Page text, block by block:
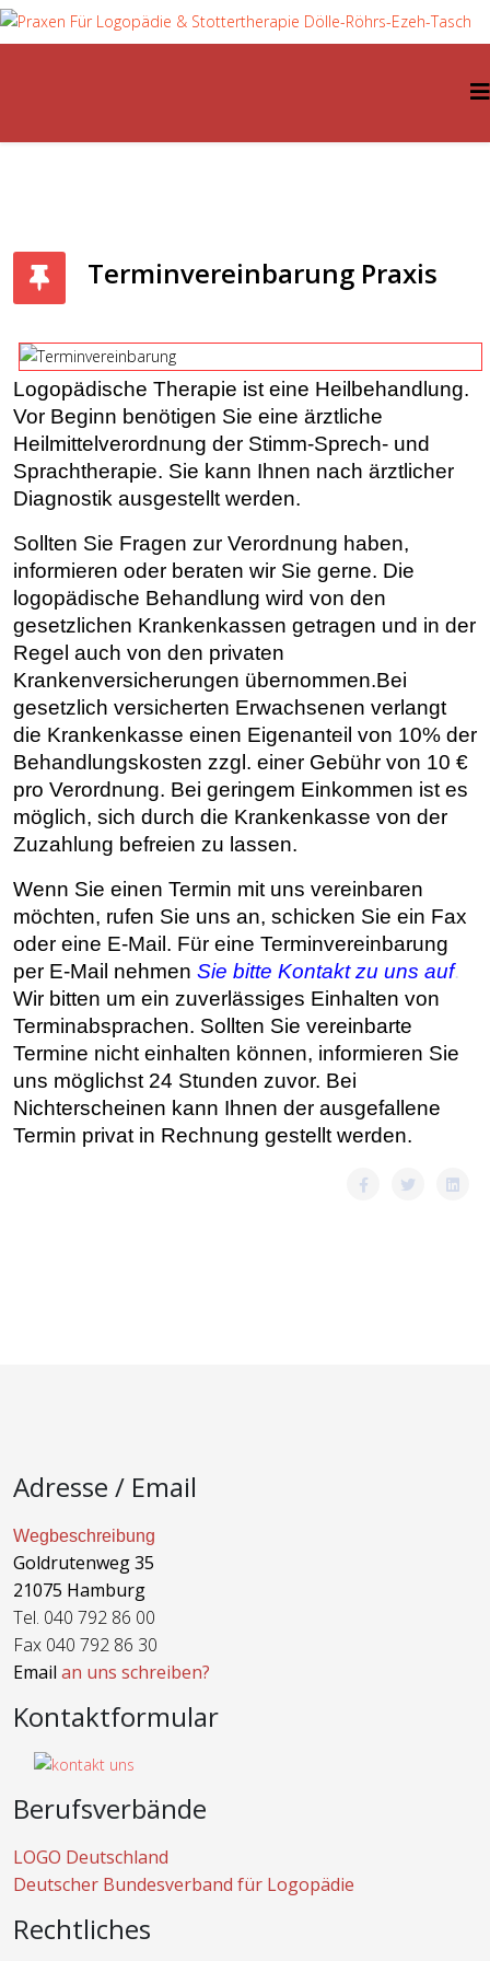
Terminvereinbarung Praxis
Logopädische Therapie ist eine Heilbehandlung.
Vor Beginn benötigen Sie eine ärztliche
Heilmittelverordnung der Stimm-Sprech- und
Sprachtherapie. Sie kann Ihnen nach ärztlicher
Diagnostik ausgestellt werden.
Sollten Sie Fragen zur Verordnung haben,
informieren oder beraten wir Sie gerne. Die
logopädische Behandlung wird von den
gesetzlichen Krankenkassen getragen und in der
Regel auch von den privaten
Krankenversicherungen übernommen.Bei
gesetzlich versicherten Erwachsenen verlangt
die Krankenkasse einen Eigenanteil von 10% der
Behandlungskosten zzgl. einer Gebühr von 10 €
pro Verordnung. Bei geringem Einkommen ist es
möglich, sich durch die Krankenkasse von der
Zuzahlung befreien zu lassen.
Wenn Sie einen Termin mit uns vereinbaren
möchten, rufen Sie uns an, schicken Sie ein Fax
oder eine E-Mail. Für eine Terminvereinbarung
per E-Mail nehmen Sie bitte Kontakt zu uns auf.
Wir bitten um ein zuverlässiges Einhalten von
Terminabsprachen. Sollten Sie vereinbarte
Termine nicht einhalten können, informieren Sie
uns möglichst 24 Stunden zuvor. Bei
Nichterscheinen kann Ihnen der ausgefallene
Termin privat in Rechnung gestellt werden.
Adresse / Email
Wegbeschreibung
Goldrutenweg 35
21075 Hamburg
Tel. 040 792 86 00
Fax 040 792 86 30
Email an uns schreiben?
Kontaktformular
Berufsverbände
LOGO Deutschland
Deutscher Bundesverband für Logopädie
Rechtliches